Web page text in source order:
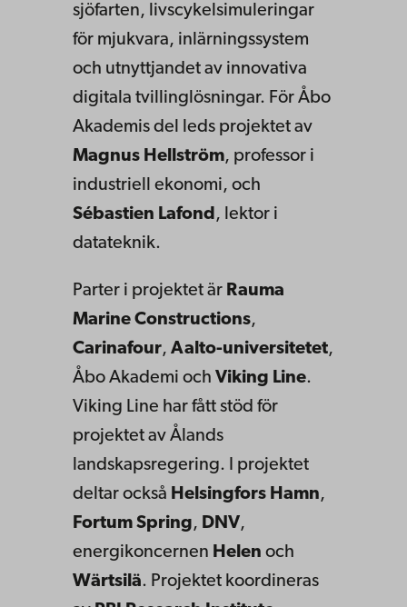
sjöfarten, livscykelsimuleringar
för mjukvara, inlärningssystem
och utnyttjandet av innovativa
digitala tvillinglösningar. För Åbo
Akademis del leds projektet av
Magnus Hellström, professor i
industriell ekonomi, och
Sébastien Lafond , lektor i
datateknik.
Parter i projektet är Rauma
Marine Constructions,
Carinafour, Aalto-universitetet,
Åbo Akademi och Viking Line.
Viking Line har fått stöd för
projektet av Ålands
landskapsregering. I projektet
deltar också Helsingfors Hamn,
Fortum Spring, DNV,
energikoncernen Helen och
Wärtsilä. Projektet koordineras